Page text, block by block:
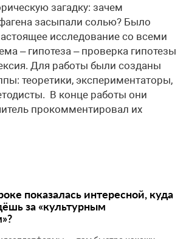
загадку: зачем
засыпали солью? Было
исследование со всеми
– гипотеза – проверка гипотезы
Для работы были созданы
теоретики, экспериментаторы,
В конце работы они
прокомментировал их
показалась интересной, куда
за «культурным